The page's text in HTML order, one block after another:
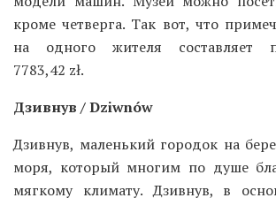
кроме четверга. Так вот, что
на одного жителя составляет
7783,42 zł.
Дзивнув / Dziwnów
Дзивнув, маленький городок на
моря, который многим по душе
мягкому климату. Дзивнув, в